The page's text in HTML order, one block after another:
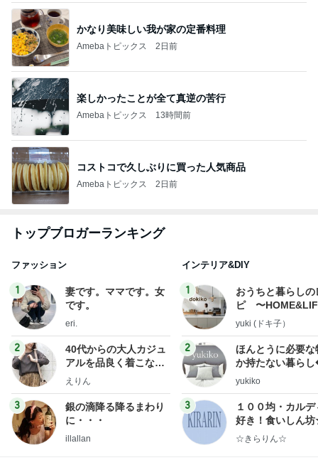
かなり美味しい我が家の定番料理
Amebaトピックス 2日前
楽しかったことが全て真逆の苦行
Amebaトピックス 13時間前
コストコで久しぶりに買った人気商品
Amebaトピックス 2日前
トップブロガーランキング
ファッション
1
妻です。ママです。女
です。
eri.
2
40代からの大人カジュ
アルを品良く着こなす
ファッションブログ
えりん
3
銀の滴降る降るまわり
に・・・
illallan
インテリア&DIY
1
おうちと暮らしの
ピ 〜
yuki (ドキ子）
2
ほんとうに必要な
か持たない暮ら
ep Life Simple◆
yukiko
3
１００均・カルデ
好き！食いしん
らりん☆のブログ
☆きらりん☆